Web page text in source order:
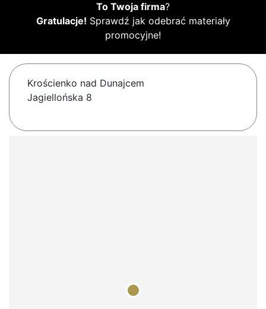
To Twoja firma?
Gratulacje! Sprawdź jak odebrać materiały
promocyjne!
Krościenko nad Dunajcem
Jagiellońska 8